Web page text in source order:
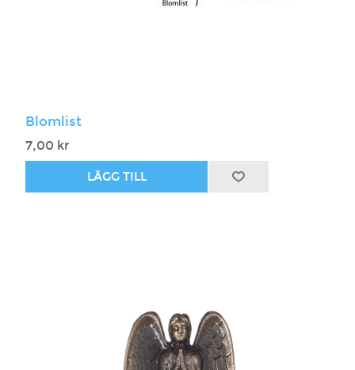
Blomlist
7,00 kr